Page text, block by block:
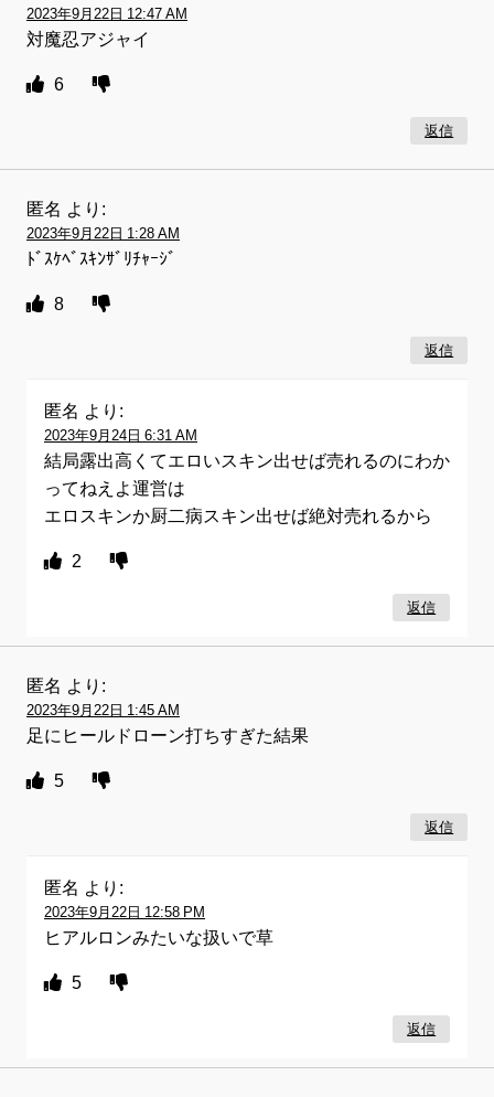
2023年9月22日 12:47 AM
対魔忍アジャイ
6
返信
匿名 より:
2023年9月22日 1:28 AM
ﾄﾞｽｹﾍﾞｽｷﾝｻﾞﾘﾁｬｰｼﾞ
8
返信
匿名 より:
2023年9月24日 6:31 AM
結局露出高くてエロいスキン出せば売れるのにわか
ってねえよ運営は
エロスキンか厨二病スキン出せば絶対売れるから
2
返信
匿名 より:
2023年9月22日 1:45 AM
足にヒールドローン打ちすぎた結果
5
返信
匿名 より:
2023年9月22日 12:58 PM
ヒアルロンみたいな扱いで草
5
返信